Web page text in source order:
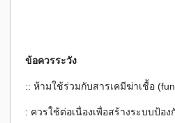
ข้อควรระวัง
:: ห้ามใช้ร่วมกับสารเคมีฆ่าเชื้อ
: ควรใช้ต่อเนื่องเพื่อสร้างระบบป้อ